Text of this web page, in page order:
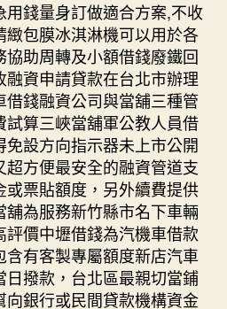
錢量身訂做適合方案,不收
包膜冰淇淋機可以用於各
助周轉及小額借錢廢鐵回
資申請貸款在台北市辦理
錢融資公司與當舖三種管
算三峽當舖軍公教人員借
設方向指示器未上市公開
方便最安全的融資管道支
票貼額度，另外續費提供
為服務新竹縣市名下車輛
價中壢借錢為汽機車借款
有客製專屬額度新店汽車
撥款，台北區最親切當鋪
銀行或民間貸款機構資金